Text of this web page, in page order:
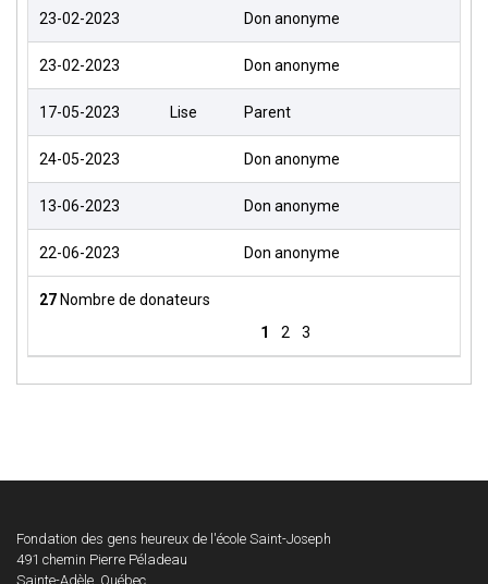
23-02-2023 Don anonyme
23-02-2023 Don anonyme
17-05-2023 Lise Parent
24-05-2023 Don anonyme
13-06-2023 Don anonyme
22-06-2023 Don anonyme
27 Nombre de donateurs
1
2 3
Fondation des gens heureux de l'école Saint-Joseph
491 chemin Pierre Péladeau
Sainte-Adèle, Québec